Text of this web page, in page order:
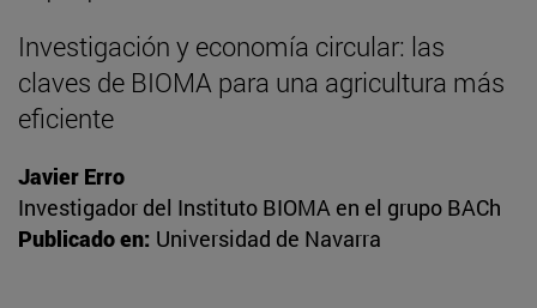
Investigación y economía circular: las
claves de BIOMA para una agricultura más
eficiente
Javier Erro
Investigador del Instituto BIOMA en el grupo BACh
Publicado en: Universidad de Navarra